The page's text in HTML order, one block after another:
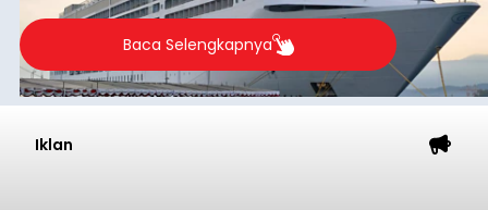
Baca Selengkapnya
Iklan